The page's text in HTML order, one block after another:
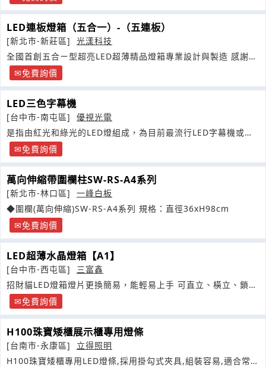
LED連板燈箱（五合一）-（五連板）
[新北市-新莊區]
光漾科技
全國首創五合ㄧ型超亮LED超薄精品燈箱專業設計與製造 感謝肯
德基集團及
免費詢價
LED三色字幕機
[台中市-南屯區]
優視光電
是指由紅光和綠光的LED燈組成，為目前最流行LED字幕機或顯
示幕模組
免費詢價
萬向伸縮帶圍欄柱SW-RS-A4系列
[新北市-林口區]
一峰白板
◆圍欄(萬向伸縮)SW-RS-A4系列 規格：直徑36xH98cm
免費詢價
LED超薄水晶燈箱【A1】
[台中市-西屯區]
三富鑫
招財貓LED燈箱燈片更換簡易，能輕易上手 可直立、橫立、鎖
壁、免費詢價
H100珠寶矮櫃展示櫃專用燈條
[台南市-永康區]
立得照明
H100珠寶矮櫃專用LED燈條,採用掛勾式夾具,組裝容易,適合常參